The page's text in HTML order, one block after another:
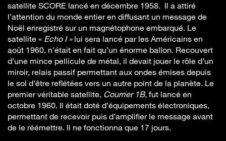
satellite SCORE lancé en décembre 1958. Il a attiré
l’attention du monde entier en diffusant un message de
Noël enregistré sur un magnétophone embarqué. Le
satellite « Echo I »lui sera lancé par les Américains en
août 1960, n’était en fait qu’un énorme ballon. Recouvert
d’une mince pellicule de métal, il devait jouer le rôle d’un
miroir, relais passif permettant aux ondes émises depuis
le sol d’être reflétées vers un autre point de la planète. Le
premier véritable satellite, Courrier 1B, fut lancé en
octobre 1960. Il était doté d’équipements électroniques,
permettant de recevoir puis d’amplifier le message avant
de le réémettre. Il ne fonctionna que 17 jours.